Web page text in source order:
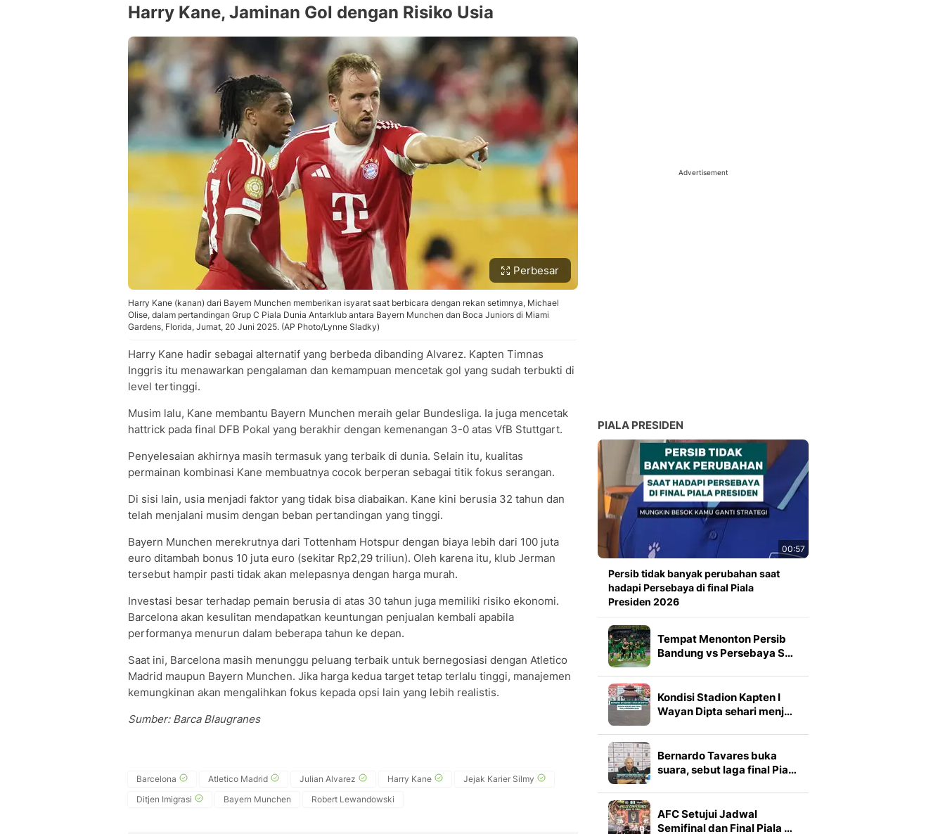
Harry Kane, Jaminan Gol dengan Risiko Usia
Perbesar
Harry Kane (kanan) dari Bayern Munchen memberikan isyarat saat berbicara dengan rekan setimnya, Michael
Olise, dalam pertandingan Grup C Piala Dunia Antarklub antara Bayern Munchen dan Boca Juniors di Miami
Gardens, Florida, Jumat, 20 Juni 2025. (AP Photo/Lynne Sladky)
Harry Kane hadir sebagai alternatif yang berbeda dibanding Alvarez. Kapten Timnas
Inggris itu menawarkan pengalaman dan kemampuan mencetak gol yang sudah terbukti di
level tertinggi.
Musim lalu, Kane membantu Bayern Munchen meraih gelar Bundesliga. Ia juga mencetak
hattrick pada final DFB Pokal yang berakhir dengan kemenangan 3-0 atas VfB Stuttgart.
Penyelesaian akhirnya masih termasuk yang terbaik di dunia. Selain itu, kualitas
permainan kombinasi Kane membuatnya cocok berperan sebagai titik fokus serangan.
Di sisi lain, usia menjadi faktor yang tidak bisa diabaikan. Kane kini berusia 32 tahun dan
telah menjalani musim dengan beban pertandingan yang tinggi.
Bayern Munchen merekrutnya dari Tottenham Hotspur dengan biaya lebih dari 100 juta
euro ditambah bonus 10 juta euro (sekitar Rp2,29 triliun). Oleh karena itu, klub Jerman
tersebut hampir pasti tidak akan melepasnya dengan harga murah.
Investasi besar terhadap pemain berusia di atas 30 tahun juga memiliki risiko ekonomi.
Barcelona akan kesulitan mendapatkan keuntungan penjualan kembali apabila
performanya menurun dalam beberapa tahun ke depan.
Saat ini, Barcelona masih menunggu peluang terbaik untuk bernegosiasi dengan Atletico
Madrid maupun Bayern Munchen. Jika harga kedua target tetap terlalu tinggi, manajemen
kemungkinan akan mengalihkan fokus kepada opsi lain yang lebih realistis.
Sumber: Barca Blaugranes
Barcelona Atletico Madrid Julian Alvarez Harry Kane
Jejak Karier Silmy
Ditjen Imigrasi
Bayern Munchen Robert Lewandowski
Advertisement
PIALA PRESIDEN
00:57
Persib tidak banyak perubahan saat
hadapi Persebaya di final Piala
Presiden 2026
Tempat Menonton Persib
Bandung vs Persebaya S…
Kondisi Stadion Kapten I
Wayan Dipta sehari menj…
Bernardo Tavares buka
suara, sebut laga final Pia…
AFC Setujui Jadwal
Semifinal dan Final Piala …